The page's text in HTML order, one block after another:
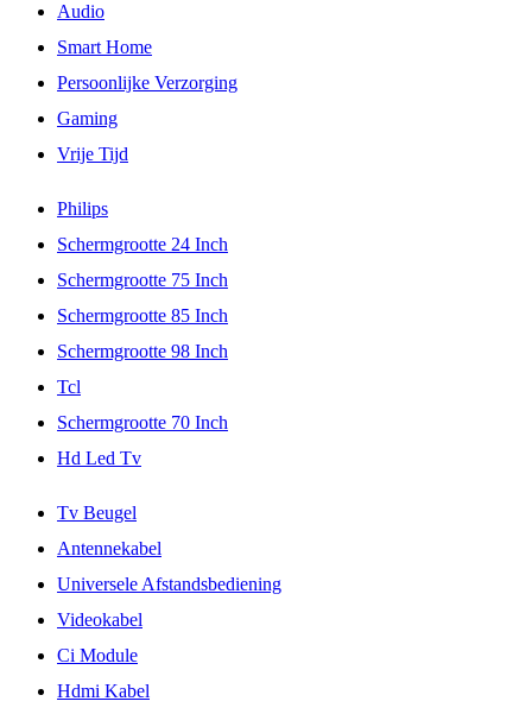
Audio
Smart Home
Persoonlijke Verzorging
Gaming
Vrije Tijd
Philips
Schermgrootte 24 Inch
Schermgrootte 75 Inch
Schermgrootte 85 Inch
Schermgrootte 98 Inch
Tcl
Schermgrootte 70 Inch
Hd Led Tv
Tv Beugel
Antennekabel
Universele Afstandsbediening
Videokabel
Ci Module
Hdmi Kabel